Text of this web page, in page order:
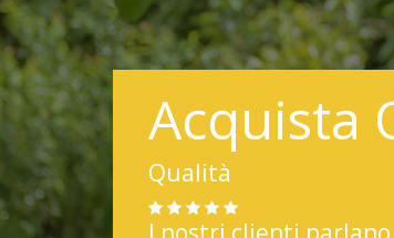
Acquista
Qualità